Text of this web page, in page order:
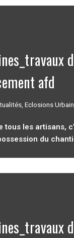
afd
, Eclosions
tous les artisans,
du